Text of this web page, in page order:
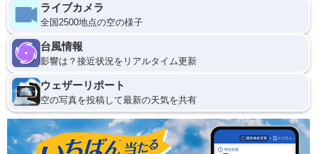
ライブカメラ
全国2500地点の空の様子
台風情報
影響は？接近状況をリアルタイム更新
ウェザーリポート
空の写真を投稿して最新の天気を共有